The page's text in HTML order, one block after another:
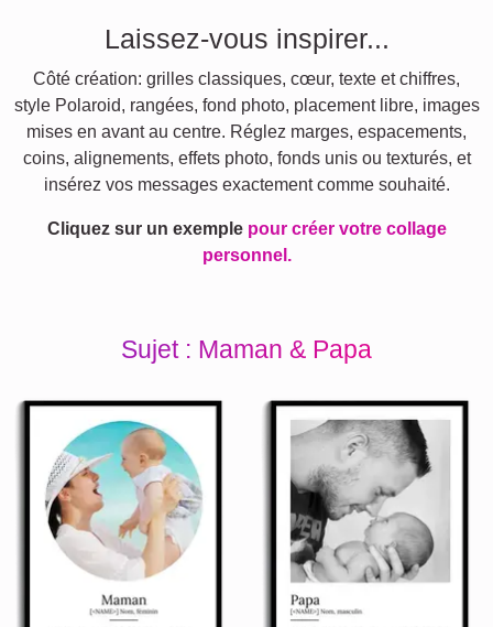
Laissez-vous inspirer...
Côté création: grilles classiques, cœur, texte et chiffres,
style Polaroid, rangées, fond photo, placement libre, images
mises en avant au centre. Réglez marges, espacements,
coins, alignements, effets photo, fonds unis ou texturés, et
insérez vos messages exactement comme souhaité.
Cliquez sur un exemple pour créer votre collage
personnel.
Sujet : Maman & Papa